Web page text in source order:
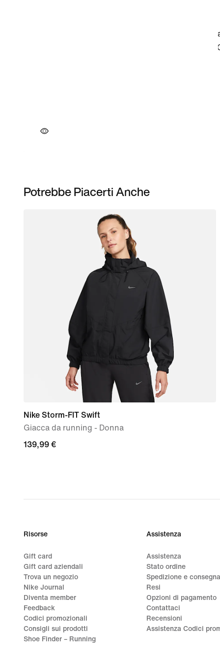
Potrebbe Piacerti Anche
Nike Storm-FIT Swift
Giacca da running - Donna
139,99
139,99 €
Risorse
Gift card
Gift card aziendali
Trova un negozio
Nike Journal
Diventa member
Feedback
Codici promozionali
Consigli sui prodotti
Shoe Finder – Running
Assistenza
Assistenza
Stato ordine
Spedizione e consegna
Resi
Opzioni di pagamento
Contattaci
Recensioni
Assistenza Codici